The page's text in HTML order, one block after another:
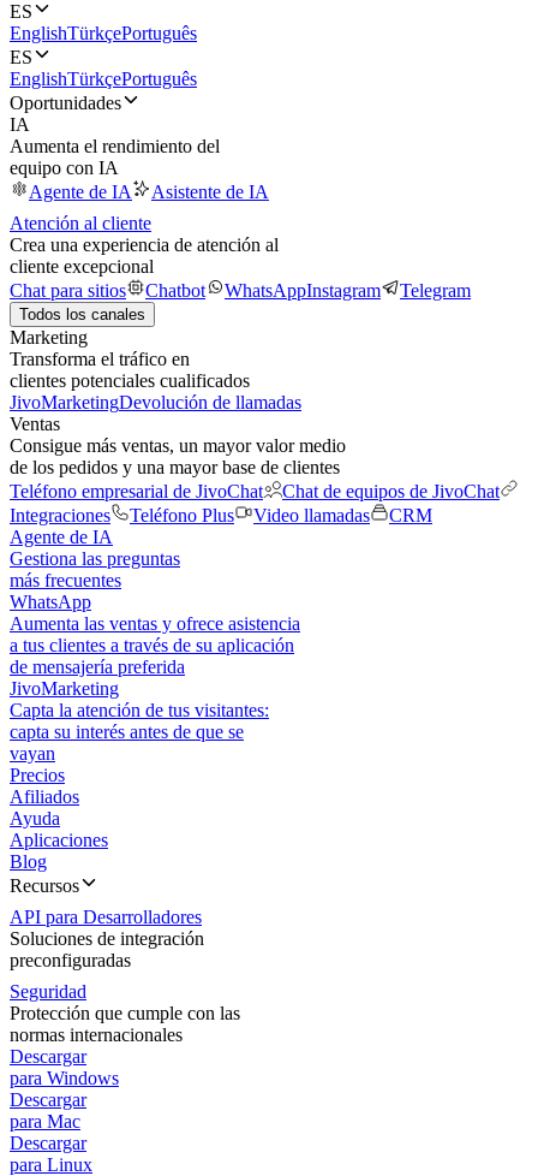
ES
EnglishTürkçePortuguês
ES
EnglishTürkçePortuguês
Oportunidades
IA
Aumenta el rendimiento del
equipo con IA
Agente de IA
Asistente de IA
Atención al cliente
Crea una experiencia de atención al
cliente excepcional
Chat para sitios
Chatbot WhatsAppInstagram Telegram
Todos los canales
Marketing
Transforma el tráfico en
clientes potenciales cualificados
JivoMarketingDevolución de llamadas
Ventas
Consigue más ventas, un mayor valor medio
de los pedidos y una mayor base de clientes
Teléfono empresarial de JivoChat
Chat de equipos de JivoChat
Integraciones
Teléfono Plus Video llamadas
CRM
Agente de IA
Gestiona las preguntas
más frecuentes
WhatsApp
Aumenta las ventas y ofrece asistencia
a tus clientes a través de su aplicación
de mensajería preferida
JivoMarketing
Capta la atención de tus visitantes:
capta su interés antes de que se
vayan
Precios
Afiliados
Ayuda
Aplicaciones
Blog
Recursos
API para Desarrolladores
Soluciones de integración
preconfiguradas
Seguridad
Protección que cumple con las
normas internacionales
Descargar
para Windows
Descargar
para Mac
Descargar
para Linux